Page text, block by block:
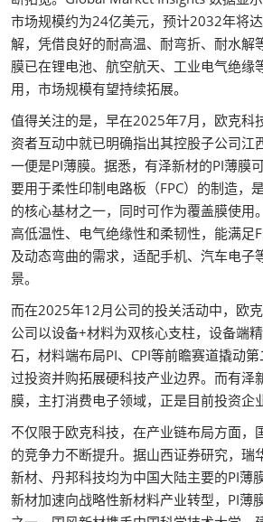
市场规模约为24亿美元，预计2032年将
解，凭借良好的耐高温、耐弯折、耐水解
膜已在锂电池、航空航天、工业电气绝缘
用，市场规模有望持续拓展。
值得关注的是，早在2025年7月，欧克科
资者互动中就已明确指出其控股子公司江
一便是PI薄膜。据悉，有泽新材的PI薄膜
要用于柔性印制电路板（FPC）的制造，是
的核心基材之一，同时可作为覆盖膜使用
高低温性、电气绝缘性和柔韧性，能满足
及动态弯曲的需求，适配手机、汽车电子
景。
而在2025年12月公司的投关活动中，欧克
公司以设备+材料为双核心支柱，设备端
石，材料端布局PI、CPI等前瞻赛道撬动
过投资并购拓展硬科技产业边界。而有泽
膜，主打消费电子领域，正是目前投资企
不仅限于欧克科技，在产业链布局方面，
的竞争力不断提升。据山西证券研究，瑞
新材、丹邦科技均为中国大陆主要的PI薄
新材加速向战略性新材料产业转型，PI薄